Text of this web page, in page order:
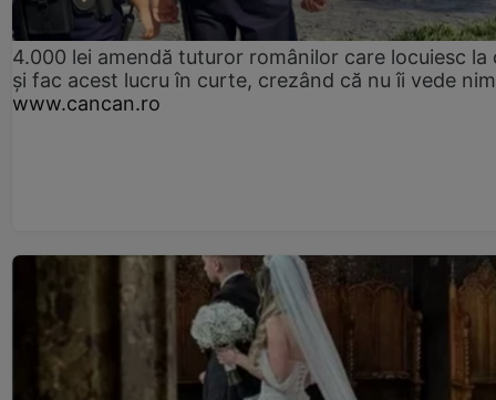
4.000 lei amendă tuturor românilor care locuiesc la
și fac acest lucru în curte, crezând că nu îi vede
www.cancan.ro